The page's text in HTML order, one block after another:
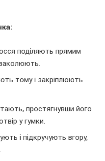
поділяють прямим
тому і закріплюють
простягнувши його
у гумки.
і підкручують вгору,